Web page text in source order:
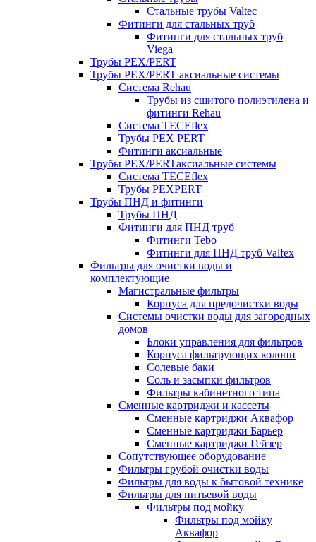
Стальные трубы Valtec
Фитинги для стальных труб
Фитинги для стальных труб
Viega
Трубы PEX/PERT
Трубы PEX/PERT аксиальные системы
Система Rehau
Трубы из сшитого полиэтилена и
фитинги Rehau
Система TECEflex
Трубы PEX PERT
Фитинги аксиальные
Трубы PEX/PERTаксиальные системы
Система TECEflex
Трубы PEXPERT
Трубы ПНД и фитинги
Трубы ПНД
Фитинги для ПНД труб
Фитинги Tebo
Фитинги для ПНД труб Valfex
Фильтры для очистки воды и
комплектующие
Магистральные фильтры
Корпуса для предочистки воды
Системы очистки воды для загородных
домов
Блоки управления для фильтров
Корпуса фильтрующих колонн
Солевые баки
Соль и засыпки фильтров
Фильтры кабинетного типа
Сменные картриджи и кассеты
Сменные картриджи Аквафор
Сменные картриджи Барьер
Сменные картриджи Гейзер
Сопутствующее оборудование
Фильтры грубой очистки воды
Фильтры для воды к бытовой технике
Фильтры для питьевой воды
Фильтры под мойку
Фильтры под мойку
Аквафор